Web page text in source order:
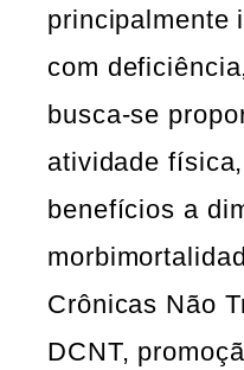
principalmente
com
busca-se
atividade
benefícios a
Crônicas Não
DCNT,